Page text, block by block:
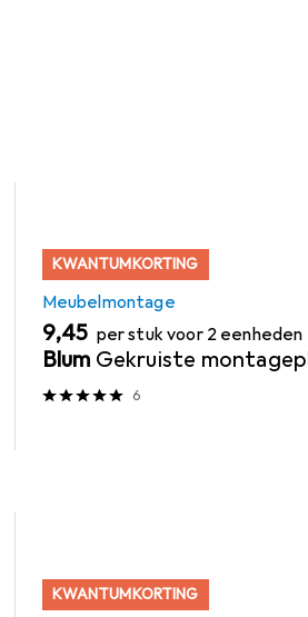
KWANTUMKORTING
Meubelmontage
EUR
9,45 per stuk voor 2 eenheden
Blum Gekruiste
6
KWANTUMKORTING